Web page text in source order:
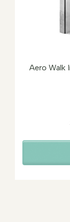
Aero Walk